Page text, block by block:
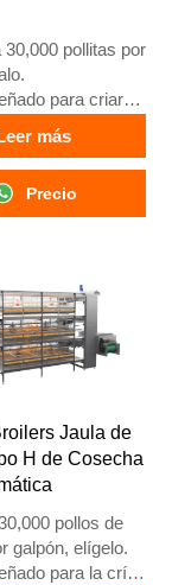
30,000 pollitas por
para criar
de 1 día
de 12 a 16
comienzan a
es de más de
es fusión
Vcloud,
control eléctrico,
de bebida,
limpieza de
manual.
en línea
el número de
+86
más
Precio
Jaula de
H de Cosecha
pollos de
galpón, elígelo.
para la cría